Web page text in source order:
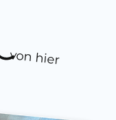
von hier